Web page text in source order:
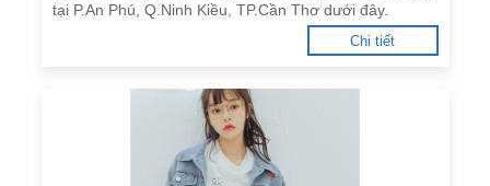
tại P.An Phú, Q.Ninh Kiều, TP.Cần Thơ dưới đây.
Chi tiết